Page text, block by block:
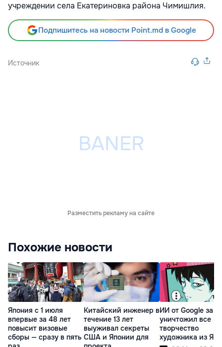
учреждении села Екатериновка района Чимишлия.
Подпишитесь на новости Point.md в Google
Источник
Разместить рекламу на сайте
Похожие новости
Япония с 1 июля
впервые за 48 лет
повысит визовые
сборы — сразу в пять
Китайский инженер в
течение 13 лет
выуживал секреты
США и Японии для
ИИ от Google за
уничтожил все
творчество
художника из